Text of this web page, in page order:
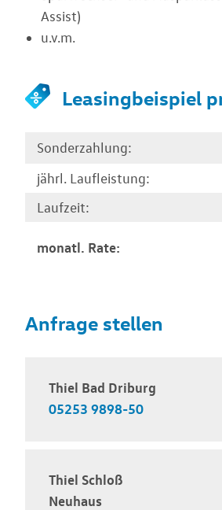
Assist)
u.v.m.
Leasingbeispiel
Sonderzahlung:
jährl. Laufleistung:
Laufzeit:
monatl. Rate:
Anfrage stellen
Thiel Bad Driburg
05253 9898-50
Thiel Schloß
Neuhaus